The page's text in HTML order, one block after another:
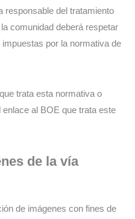
responsable del tratamiento
comunidad deberá respetar
por la normativa de
trata esta normativa o
al BOE que trata este
de la vía
de imágenes con fines de